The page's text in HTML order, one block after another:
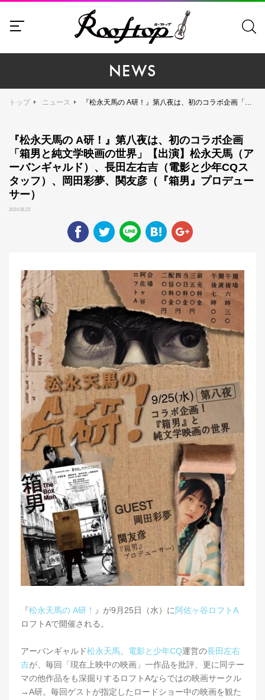
NEWS
トップ ニュース 『松永天馬の A研！』第八夜は、初のコラボ企画「箱男と純文学映画の世界」【出演】松永天馬（アーバンギャルド）、長田左右吉（電影と少年CQスタッフ）、岡田彩夢、関友彦（『箱男』プロデューサー）
『松永天馬の A研！』第八夜は、初のコラボ企画
「箱男と純文学映画の世界」【出演】松永天馬（ア
ーバンギャルド）、長田左右吉（電影と少年CQス
タッフ）、岡田彩夢、関友彦（『箱男』プロデュー
サー）
2024.08.23
『松永天馬の A研！ 』が9月25日（水）に阿佐ヶ谷ロフトA
ロフトAで開催される。
アーバンギャルド松永天馬、 電影と少年CQ運営の長田左右
吉が、毎回「現在上映中の映画」一作品を批評、更に同テー
マの他作品をも深掘りするロフトAならではの映画サークル
→A研。毎回ゲストが指定したロードショー中の映画を観た